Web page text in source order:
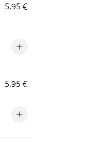
5,95 €
5,95 €